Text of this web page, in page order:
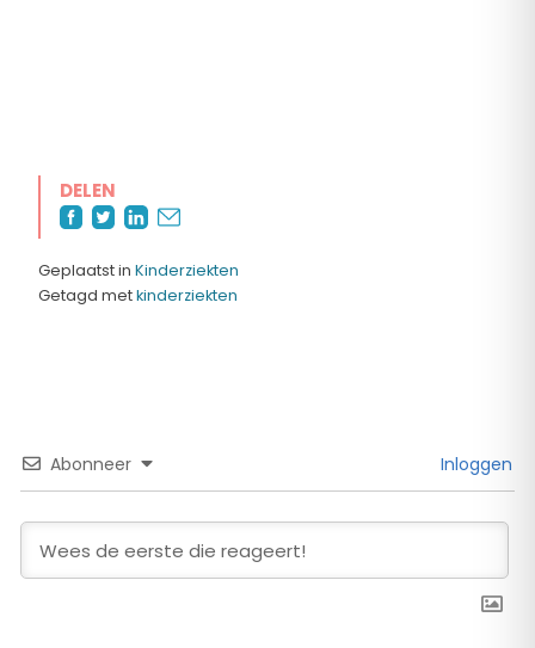
DELEN
Geplaatst in Kinderziekten
Getagd metkinderziekten
Abonneer Inloggen